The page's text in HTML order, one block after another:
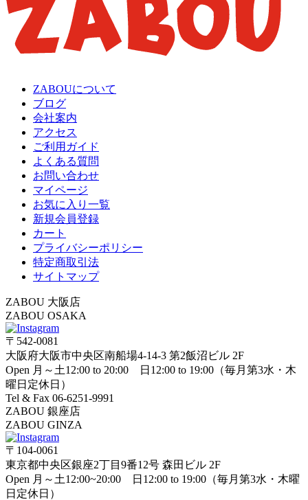
ZABOUについて
ブログ
会社案内
アクセス
ご利用ガイド
よくある質問
お問い合わせ
マイページ
お気に入り一覧
新規会員登録
カート
プライバシーポリシー
特定商取引法
サイトマップ
ZABOU 大阪店
ZABOU OSAKA
〒542-0081
大阪府大阪市中央区南船場4-14-3 第2飯沼ビル 2F
Open 月～土12:00 to 20:00 日12:00 to 19:00（毎月第3水・木
曜日定休日）
Tel & Fax 06-6251-9991
ZABOU 銀座店
ZABOU GINZA
〒104-0061
東京都中央区銀座2丁目9番12号 森田ビル 2F
Open 月～土12:00~20:00 日12:00 to 19:00（毎月第3水・木曜
日定休日）